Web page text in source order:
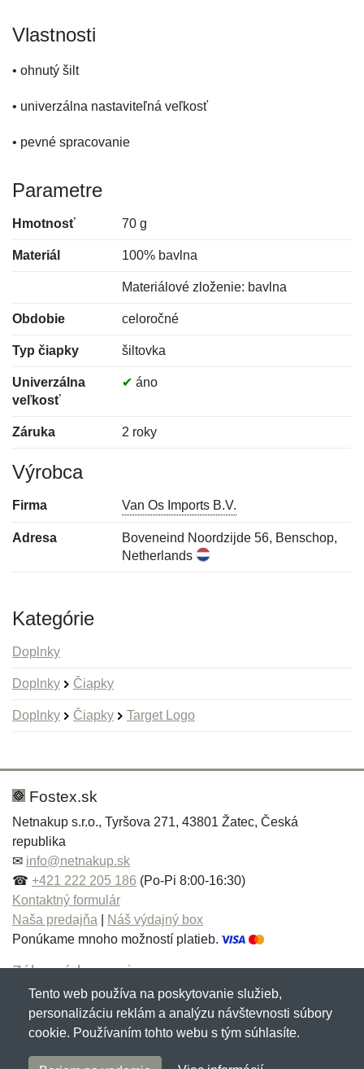
Vlastnosti
• ohnutý šilt
• univerzálna nastaviteľná veľkosť
• pevné spracovanie
Parametre
Hmotnosť 70 g
Materiál 100% bavlna
Materiálové zloženie: bavlna
Obdobie celoročné
Typ čiapky šiltovka
Univerzálna
veľkosť
✔ áno
Záruka 2 roky
Výrobca
Firma Van Os Imports B.V.
Adresa
Boveneind Noordzijde 56, Benschop,
Netherlands
Kategórie
Doplnky
Doplnky Čiapky
Doplnky Čiapky Target Logo
Hodnotenie:
Meno:*
E-mail:
Správa*
Meno:
E-mail:*
Správa*
Fostex.sk
Netnakup s.r.o., Tyršova 271, 43801 Žatec, Česká
republika
✉ info@netnakup.sk
☎ +421 222 205 186 (Po-Pi 8:00-16:30)
Kontaktný formulár
Naša predajňa
Náš výdajný box
Ponúkame mnoho možností platieb.
Zákaznícky servis
Novinky emailom
Copyright © 2007-2026 (19 rokov s vami)Netnakup.sk
Tento web používa na poskytovanie služieb,
personalizáciu reklám a analýzu návštevnosti súbory
cookie. Používaním tohto webu s tým súhlasíte.